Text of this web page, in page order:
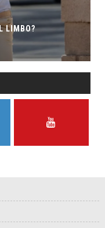
LIMBO?